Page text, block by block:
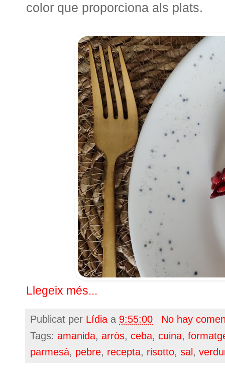
color que proporciona als plats.
Llegeix més...
Publicat per Lídia a 9:55:00
No hay
Tags: amanida, arròs, ceba, cuina,
parmesà, pebre, recepta, risotto, sal ,